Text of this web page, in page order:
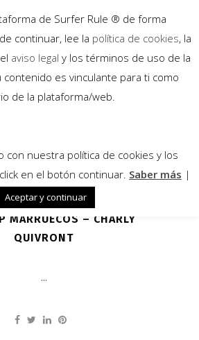
MARRUECOS – CHARLY
QUIVRONT
...
de Surfer Rule ® de forma
continuar, lee la política de cookies, la
aviso legal y los términos de uso de la
es vinculante para ti como
de la plataforma/web.
con nuestra política de cookies y los
en el botón continuar. Saber más |
Aceptar y continuar